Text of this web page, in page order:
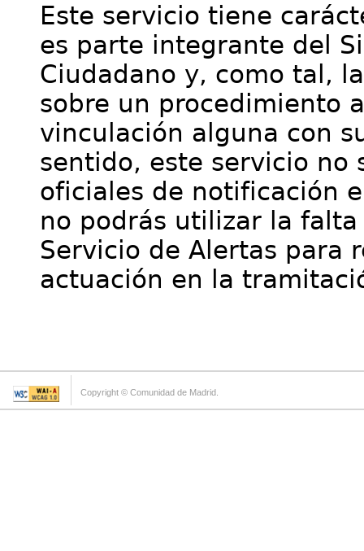
Este servicio tiene
es parte integrante del
Ciudadano y, como tal,
sobre un procedimiento
vinculación alguna con
sentido, este servicio no
oficiales de notificación
no podrás utilizar la
Servicio de Alertas para
actuación en la
Copyright © Comunidad de Madrid.